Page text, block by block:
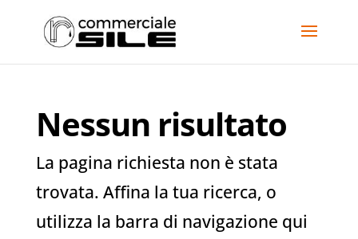
Nessun risultato
La pagina richiesta non è stata
trovata. Affina la tua ricerca, o
utilizza la barra di navigazione qui